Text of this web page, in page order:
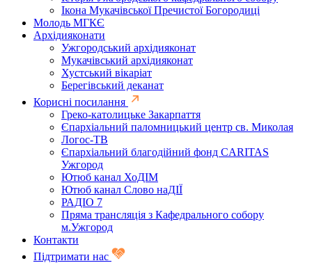
Ікона Мукачівської Пречистої Богородиці
Молодь МГКЄ
Архідияконати
Ужгородський архідияконат
Мукачівський архідияконат
Хустський вікаріат
Берегівський деканат
Корисні посилання
Греко-католицьке Закарпаття
Єпархіальний паломницький центр св. Миколая
Логос-ТВ
Єпархіальний благодійний фонд CARITAS
Ужгород
Ютюб канал ХоДІМ
Ютюб канал Слово наДІЇ
РАДІО 7
Пряма трансляція з Кафедрального собору
м.Ужгород
Контакти
Підтримати нас